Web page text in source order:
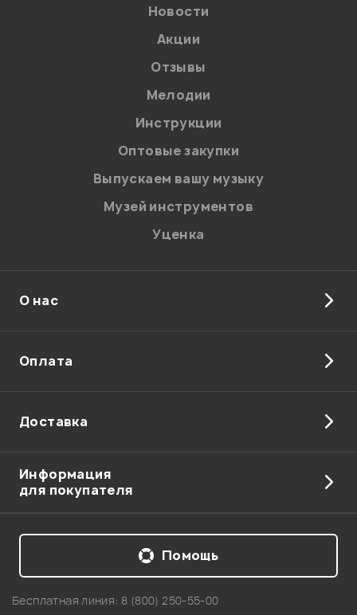
Новости
Акции
Отзывы
Мелодии
Инструкции
Оптовые закупки
Выпускаем вашу музыку
Музей инструментов
Уценка
О нас
Оплата
Доставка
Информация
для покупателя
Бесплатная линия: 8 (800) 250-55-00
Помощь